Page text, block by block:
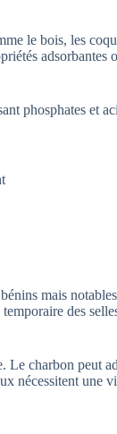
le bois, les
phosphates et
mais
des
Le charbon peut
nécessitent une